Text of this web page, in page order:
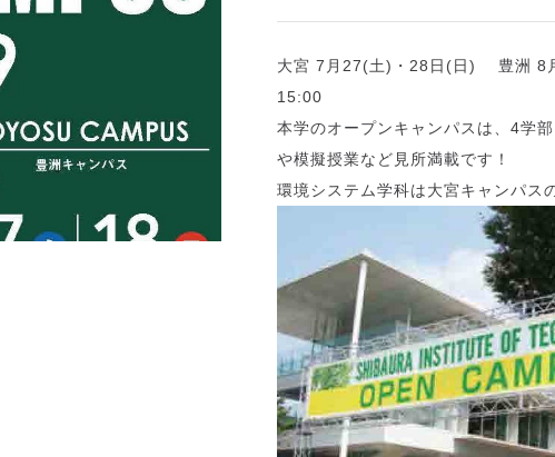
大宮 7月27(土)・28日(日) 豊洲 8
15:00
本学のオープンキャンパスは、4学
や模擬授業など見所満載です！
環境システム学科は大宮キャンパス